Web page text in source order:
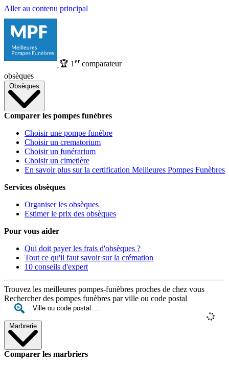
Aller au contenu principal
🏆 1 ercomparateur
obsèques
Obsèques
Comparer les pompes funèbres
Choisir une pompe funèbre
Choisir un crematorium
Choisir un funérarium
Choisir un cimetière
En savoir plus sur la certification Meilleures Pompes Funèbres
Services obsèques
Organiser les obsèques
Estimer le prix des obsèques
Pour vous aider
Qui doit payer les frais d'obsèques ?
Tout ce qu'il faut savoir sur la crémation
10 conseils d'expert
Trouvez les meilleures pompes-funèbres proches de chez vous
Rechercher des pompes funèbres par ville ou code postal
Marbrerie
Comparer les marbriers